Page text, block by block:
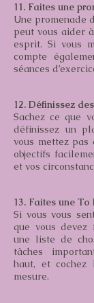
11. Faites une
Une promenade
peut vous aider
esprit. Si vous
compte
séances
12. Définissez
Sachez ce que
définissez un
vous mettez pas
objectifs
et vos
13. Faites une
Si vous vous
que vous devez
une liste de
tâches
haut, et
mesure.